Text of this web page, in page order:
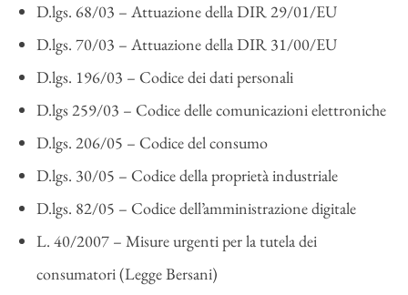
D.lgs. 68/03 – Attuazione della DIR 29/01/EU
D.lgs. 70/03 – Attuazione della DIR 31/00/EU
D.lgs. 196/03 – Codice dei dati personali
D.lgs 259/03 – Codice delle comunicazioni elettroniche
D.lgs. 206/05 – Codice del consumo
D.lgs. 30/05 – Codice della proprietà industriale
D.lgs. 82/05 – Codice dell’amministrazione digitale
L. 40/2007 – Misure urgenti per la tutela dei
consumatori (Legge Bersani)